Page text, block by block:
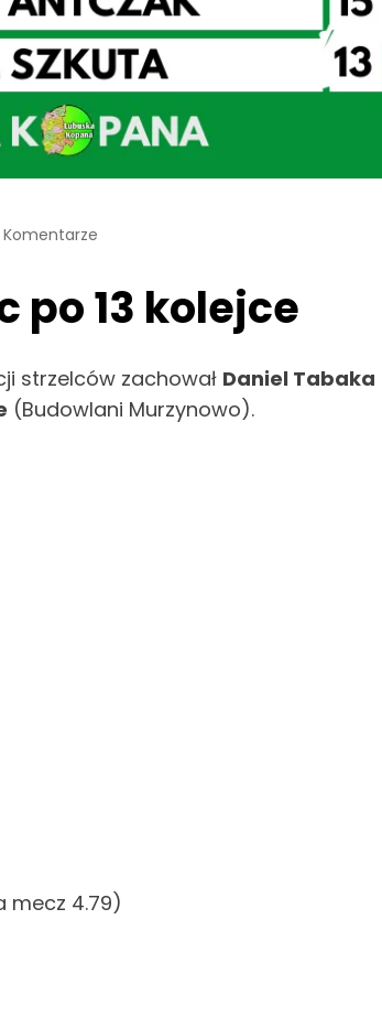
po 13 kolejce
strzelców zachował Daniel Tabaka
(Budowlani Murzynowo).
mecz 4.79)